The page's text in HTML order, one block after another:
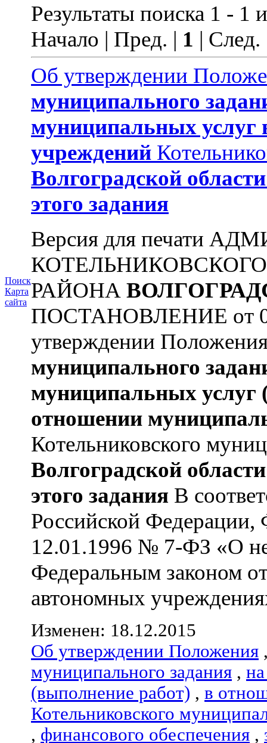
Поиск
Карта
сайта
Результаты поиска 1 - 1
Начало | Пред. | 1 |
Об утверждении
муниципального
муниципальных услуг
учреждений
Волгоградской области
этого задания
Версия для печати
РАЙОНА
ПОСТАНОВЛЕНИЕ от
утверждении
муниципального
муниципальных услуг
отношении
Котельниковского
Волгоградской области
этого задания В
Российской Федерации,
12.01.1996 № 7-ФЗ «О
Федеральным законом
автономных
Изменен: 18.12.2015
Об утверждении Положения
муниципального задания ,
(выполнение работ) , в
Котельниковского
, финансового обеспечения ,